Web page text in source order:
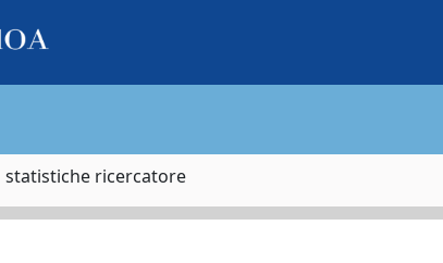
statistiche ricercatore